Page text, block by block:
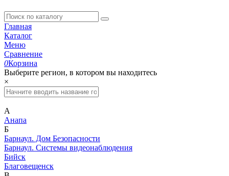
Главная
Каталог
Меню
Сравнение
0Корзина
Выберите регион, в котором вы находитесь
×
А
Анапа
Б
Барнаул. Дом Безопасности
Барнаул. Системы видеонаблюдения
Бийск
Благовещенск